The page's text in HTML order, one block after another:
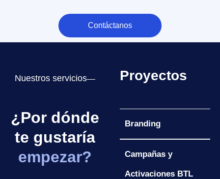
Contáctanos
Nuestros servicios
¿Por dónde
te gustaría
empezar?
Proyectos
Branding
Campañas y
Activaciones BTL